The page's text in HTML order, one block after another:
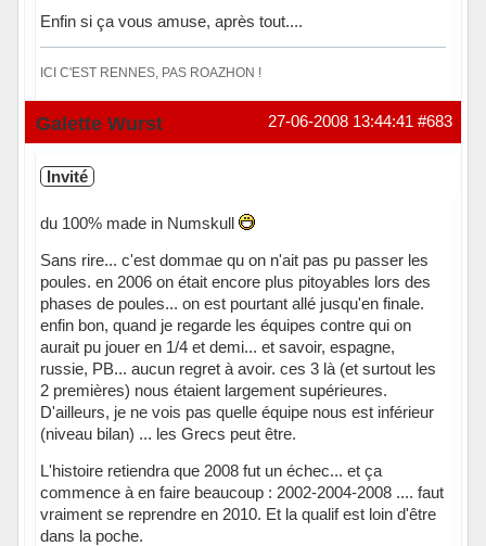
Enfin si ça vous amuse, après tout....
ICI C'EST RENNES, PAS ROAZHON !
Hors ligne #683
27-06-2008 13:44:41
Galette Wurst
Invité
du 100% made in Numskull
Sans rire... c'est dommae qu on n'ait pas pu passer les
poules. en 2006 on était encore plus pitoyables lors des
phases de poules... on est pourtant allé jusqu'en finale.
enfin bon, quand je regarde les équipes contre qui on
aurait pu jouer en 1/4 et demi... et savoir, espagne,
russie, PB... aucun regret à avoir. ces 3 là (et surtout les
2 premières) nous étaient largement supérieures.
D'ailleurs, je ne vois pas quelle équipe nous est inférieur
(niveau bilan) ... les Grecs peut être.
L'histoire retiendra que 2008 fut un échec... et ça
commence à en faire beaucoup : 2002-2004-2008 .... faut
vraiment se reprendre en 2010. Et la qualif est loin d'être
dans la poche.